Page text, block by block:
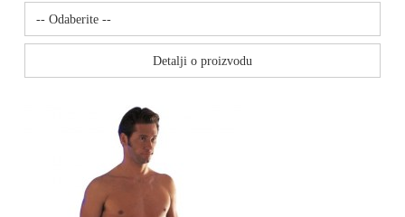
Detalji o proizvodu